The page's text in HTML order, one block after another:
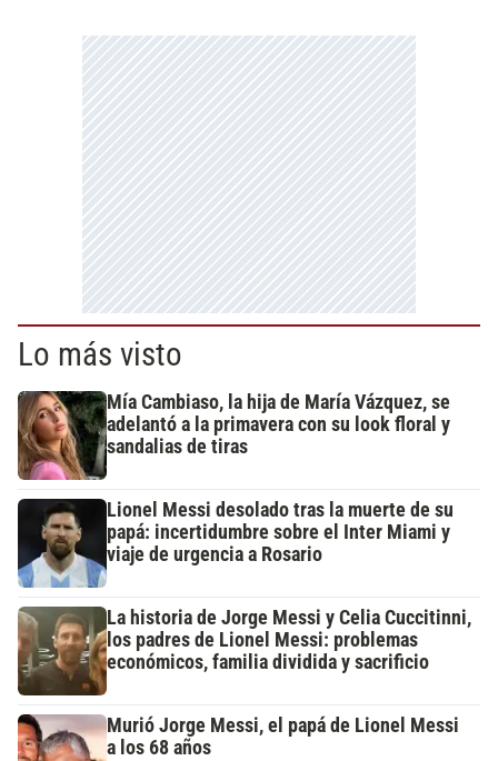
Lo más visto
Mía Cambiaso, la hija de María Vázquez, se
adelantó a la primavera con su look floral y
sandalias de tiras
Lionel Messi desolado tras la muerte de su
papá: incertidumbre sobre el Inter Miami y
viaje de urgencia a Rosario
La historia de Jorge Messi y Celia Cuccitinni,
los padres de Lionel Messi: problemas
económicos, familia dividida y sacrificio
Murió Jorge Messi, el papá de Lionel Messi
a los 68 años